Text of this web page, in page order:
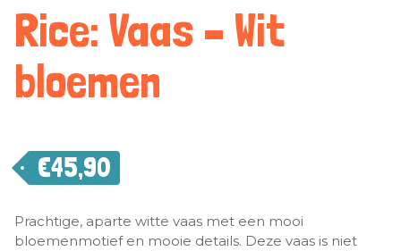
Rice: Vaas – Wit
bloemen
€45,90
Prachtige, aparte witte vaas met een mooi
bloemenmotief en mooie details. Deze vaas is niet